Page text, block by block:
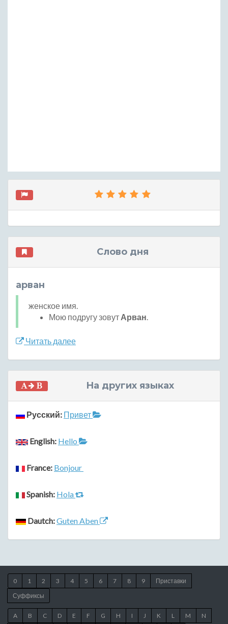
Слово дня
арван
женское имя.
Мою подругу зовут Арван.
Читать далее
На других языках
Русский: Привет
English: Hello
France: Bonjour
Spanish: Hola
Dautch:Guten Aben
0 1 2 3 4 5 6 7 8 9
Приставки
Суффиксы
A B C D E F G H I J K L M N